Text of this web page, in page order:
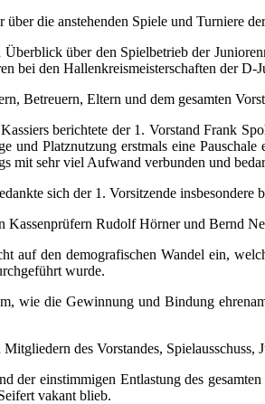
die anstehenden Spiele und Turniere
über den Spielbetrieb der
bei den Hallenkreismeisterschaften der D-
Betreuern, Eltern und dem gesamten
berichtete der 1. Vorstand Frank
und Platznutzung erstmals eine
mit sehr viel Aufwand verbunden und
sich der 1. Vorsitzende
Kassenprüfern Rudolf Hörner und Bernd
auf den demografischen Wandel ein,
wurde.
wie die Gewinnung und Bindung
des Vorstandes,
der einstimmigen Entlastung des
vakant blieb.